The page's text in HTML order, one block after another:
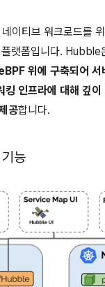
이티브 워크로드를
랫폼입니다. Hubble
위에 구축되어 서
킹 인프라에 대해 깊이
공합니다.
능